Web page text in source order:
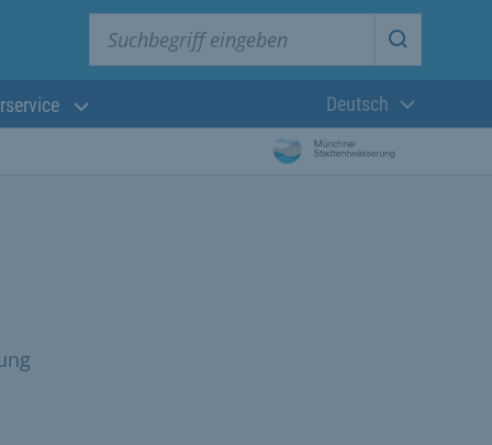
Suche
Aktuelle
Deutsch